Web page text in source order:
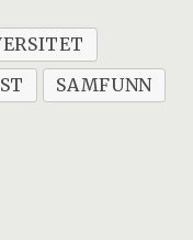
SAMFUNN